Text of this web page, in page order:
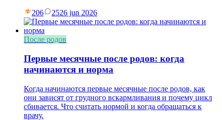
206 2526 jun 2026
После родов
Первые месячные после родов: когда
начинаются и норма
Когда начинаются первые месячные после родов, как
они зависят от грудного вскармливания и почему цикл
сбивается. Что считать нормой и когда обращаться к
врачу.